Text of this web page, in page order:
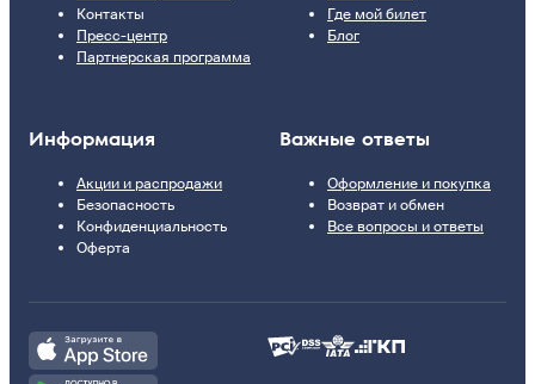
Контакты
Пресс-центр
Партнерская программа
Где мой билет
Блог
Информация
Акции и распродажи
Безопасность
Конфиденциальность
Оферта
Важные ответы
Оформление и покупка
Возврат и обмен
Все вопросы и ответы